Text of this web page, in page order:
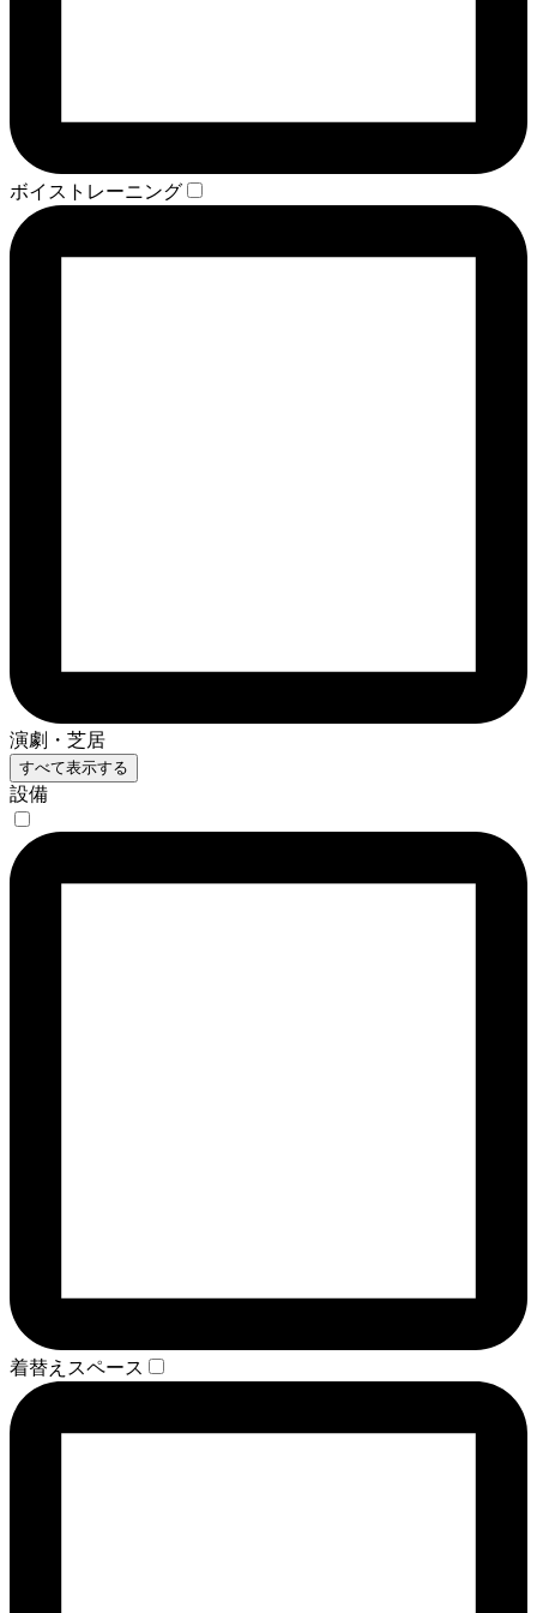
ボイストレーニング
演劇・芝居
すべて表示する
設備
着替えスペース